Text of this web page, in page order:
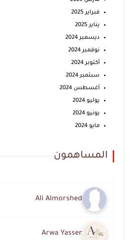
فبراير 2025
يناير 2025
ديسمبر 2024
نوفمبر 2024
أكتوبر 2024
سبتمبر 2024
أغسطس 2024
يوليو 2024
يونيو 2024
مايو 2024
المساهمون
Ali Almorshed
Arwa Yasser